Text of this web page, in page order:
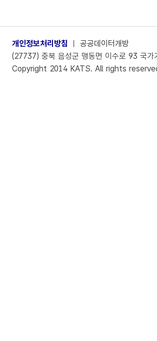
개인정보처리방침 ㅣ 공공데이터개방
(27737) 충북 음성군 맹동면 이수로 93 국
Copyright 2014 KATS. All rights